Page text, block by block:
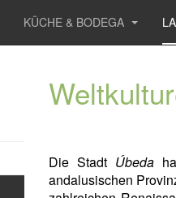
KÜCHE & BODEGA
Die Stadt Úbeda
andalusischen